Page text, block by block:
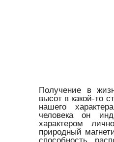
Получение в
высот в какой-то
нашего
человека он
характером
природный
способность